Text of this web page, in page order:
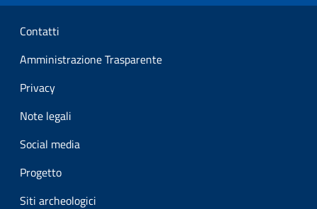
Sezione Link Utili
Contatti
Amministrazione Trasparente
Privacy
Note legali
Social media
Progetto
Siti archeologici